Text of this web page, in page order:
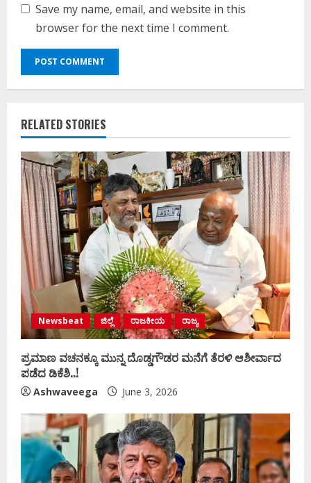
Save my name, email, and website in this
browser for the next time I comment.
RELATED STORIES
Newsbeat ಜಿಲ್ಲೆ ರಾಜಕೀಯ ರಾಜ್ಯ
ಪ್ರಮಾಣ ವಚನಕ್ಕೂ ಮುನ್ನ ದೊಡ್ಡಗೌಡರ ಮನೆಗೆ ತೆರಳಿ ಆಶೀರ್ವಾದ
ಪಡೆದ ಡಿಕೆಶಿ..!
Ashwaveega June 3, 2026